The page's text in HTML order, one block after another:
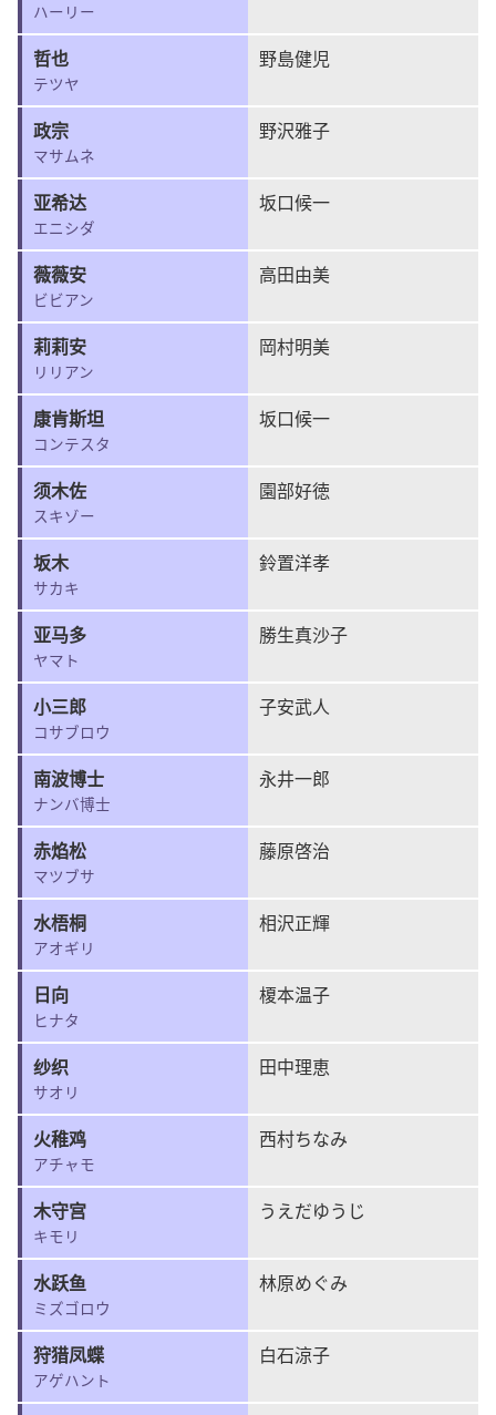
ハーリー
哲也
テツヤ
野島健児
政宗
マサムネ
野沢雅子
亚希达
エニシダ
坂口候一
薇薇安
ビビアン
高田由美
莉莉安
リリアン
岡村明美
康肯斯坦
コンテスタ
坂口候一
须木佐
スキゾー
園部好徳
坂木
サカキ
鈴置洋孝
亚马多
ヤマト
勝生真沙子
小三郎
コサブロウ
子安武人
南波博士
ナンバ博士
永井一郎
赤焰松
マツブサ
藤原啓治
水梧桐
アオギリ
相沢正輝
日向
ヒナタ
榎本温子
纱织
サオリ
田中理恵
火稚鸡
アチャモ
西村ちなみ
木守宫
キモリ
うえだゆうじ
水跃鱼
ミズゴロウ
林原めぐみ
狩猎凤蝶
アゲハント
白石涼子